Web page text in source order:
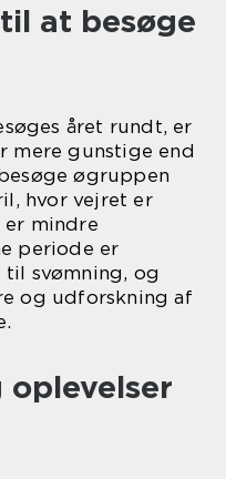
at besøge
året rundt, er
mere gunstige end
øgruppen
hvor vejret er
mindre
periode er
svømning, og
og udforskning af